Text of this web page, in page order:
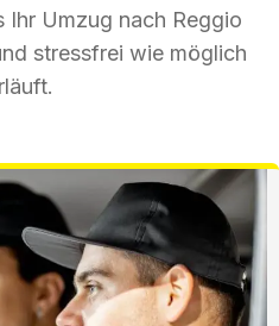
Ihr Umzug nach Reggio
stressfrei wie möglich